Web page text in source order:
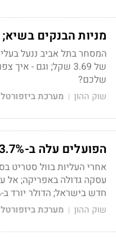
מניות הבנקים בשיא; צילו בלו קפצה
המסחר בתל אביב ננעל
של 3.69 שקל; וגם -
שלכם?
שוק ההון | מערכת ביזפורטל
הפועלים עלה ב-3.7%, הפניקס ב-4.7%; המדדים עלו עד 2.6%
אחרי העליות בוול סטריט
עסקה גדולה באפריקה; אל
חדש בישראל; הדולר יורד ב-1.1% לרמה של 3.68 שקל
שוק ההון | מערכת ביזפורטל